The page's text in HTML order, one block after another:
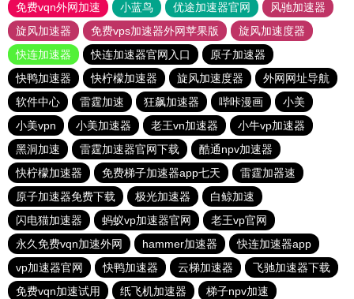
免费vqn外网加速
小蓝鸟 优途加速器官网
风驰加速器
旋风加速器
免费vps加速器外网苹果版
旋风加速度器
快连加速器
快连加速器官网入口
原子加速器
快鸭加速器
快柠檬加速器 旋风加速度器
外网网址导航
软件中心
雷霆加速 狂飙加速器 哔咔漫画
小美
小美vpn
小美加速器 老王vn加速器
小牛vp加速器
黑洞加速
雷霆加速器官网下载
酷通npv加速器
快柠檬加速器
免费梯子加速器app七天
雷霆加器速
原子加速器免费下载
极光加速器
白鲸加速
闪电猫加速器
蚂蚁vp加速器官网
老王vp官网
永久免费vqn加速外网
hammer加速器
快连加速器app
vp加速器官网
快鸭加速器 云梯加速器
飞驰加速器下载
免费vqn加速试用
纸飞机加速器
梯子npv加速